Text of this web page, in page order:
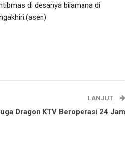
di desanya bilamana di
LANJUT
Dragon KTV Beroperasi 24 Jam